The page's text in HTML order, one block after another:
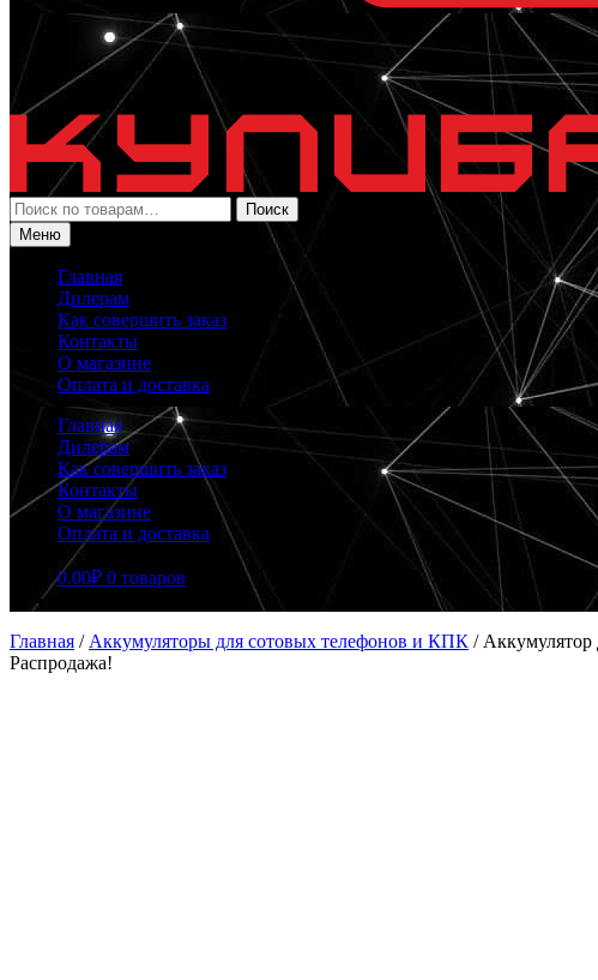
Искать:
Поиск
Меню
Главная
Дилерам
Как совершить заказ
Контакты
О магазине
Оплата и доставка
Главная
Дилерам
Как совершить заказ
Контакты
О магазине
Оплата и доставка
0.00₽ 0 товаров
Главная / Аккумуляторы для сотовых телефонов и КПК / Аккумулятор
Распродажа!